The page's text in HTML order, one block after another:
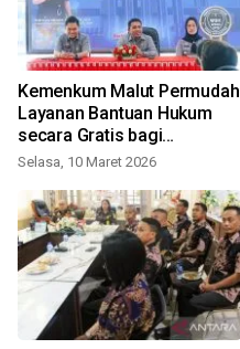
Kemenkum Malut Permudah
Layanan Bantuan Hukum
secara Gratis bagi
Masyarakat Miskin
Selasa, 10 Maret 2026